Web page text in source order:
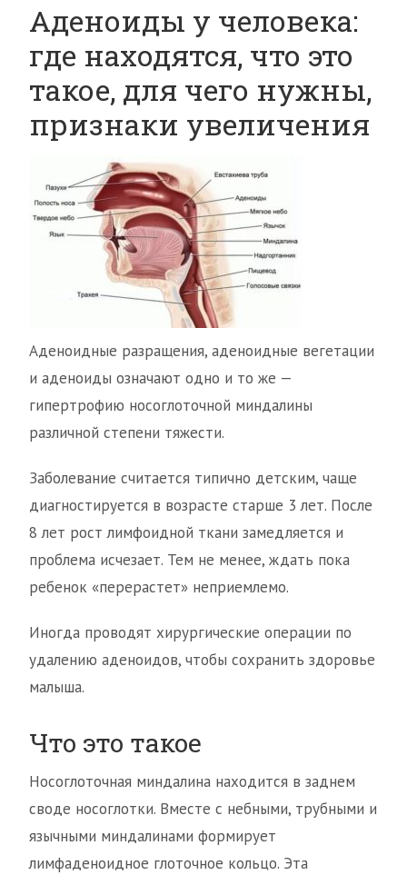
Аденоиды у человека:
где находятся, что это
такое, для чего нужны,
признаки увеличения
Аденоидные разращения, аденоидные вегетации
и аденоиды означают одно и то же —
гипертрофию носоглоточной миндалины
различной степени тяжести.
Заболевание считается типично детским, чаще
диагностируется в возрасте старше 3 лет. После
8 лет рост лимфоидной ткани замедляется и
проблема исчезает. Тем не менее, ждать пока
ребенок «перерастет» неприемлемо.
Иногда проводят хирургические операции по
удалению аденоидов, чтобы сохранить здоровье
малыша.
Что это такое
Носоглоточная миндалина находится в заднем
своде носоглотки. Вместе с небными, трубными и
язычными миндалинами формирует
лимфаденоидное глоточное кольцо. Эта